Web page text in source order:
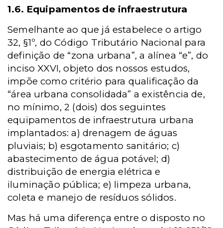
1.6. Equipamentos de infraestrutura
Semelhante ao que já estabelece o artigo
32, §1º, do Código Tributário Nacional para
definição de “zona urbana”, a alínea “e”, do
inciso XXVI, objeto dos nossos estudos,
impõe como critério para qualificação da
“área urbana consolidada” a existência de,
no mínimo, 2 (dois) dos seguintes
equipamentos de infraestrutura urbana
implantados: a) drenagem de águas
pluviais; b) esgotamento sanitário; c)
abastecimento de água potável; d)
distribuição de energia elétrica e
iluminação pública; e) limpeza urbana,
coleta e manejo de resíduos sólidos.
Mas há uma diferença entre o disposto no